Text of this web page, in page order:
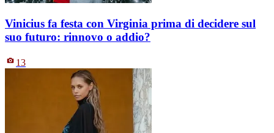
Vinicius fa festa con Virginia prima di decidere sul
suo futuro: rinnovo o addio?
13